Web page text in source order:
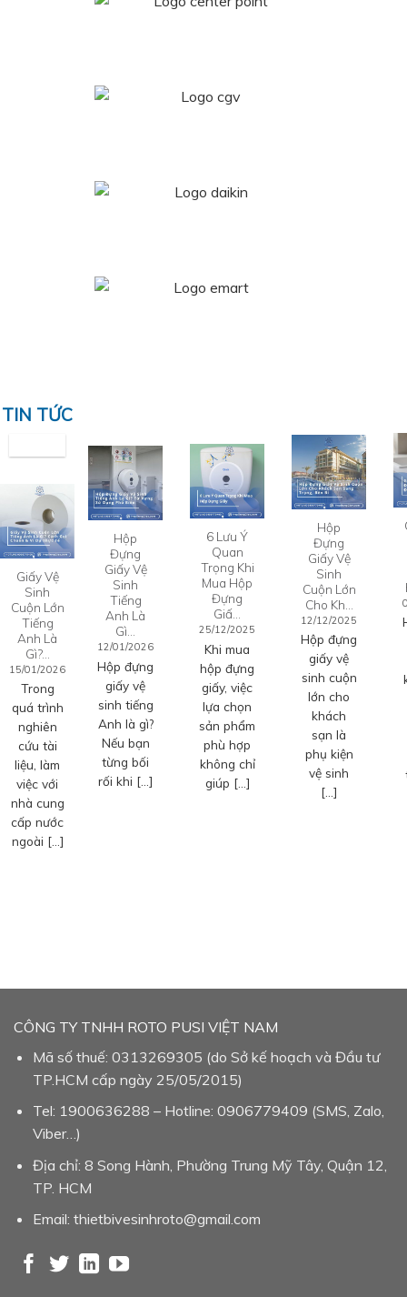
TIN TỨC
Giấy Vệ
Sinh
Cuộn Lớn
Tiếng
Anh Là
Gì?…
15/01/2026
Trong
quá trình
nghiên
cứu tài
liệu, làm
việc với
nhà cung
cấp nước
ngoài […]
Hộp
Đựng
Giấy Vệ
Sinh
Tiếng
Anh Là
Gì…
12/01/2026
Hộp đựng
giấy vệ
sinh tiếng
Anh là gì?
Nếu bạn
từng bối
rối khi […]
6 Lưu Ý
Quan
Trọng Khi
Mua Hộp
Đựng
Giấ…
25/12/2025
Khi mua
hộp đựng
giấy, việc
lựa chọn
sản phẩm
phù hợp
không chỉ
giúp […]
Hộp
Đựng
Giấy Vệ
Sinh
Cuộn Lớn
Cho Kh…
12/12/2025
Hộp đựng
giấy vệ
sinh cuộn
lớn cho
khách
sạn là
phụ kiện
vệ sinh
[…]
CÔNG TY TNHH ROTO PUSI VIỆT NAM
Mã số thuế: 0313269305 (do Sở kế hoạch và Đầu tư
TP.HCM cấp ngày 25/05/2015)
Tel: 1900636288 – Hotline: 0906779409 (SMS, Zalo,
Viber…)
Địa chỉ: 8 Song Hành, Phường Trung Mỹ Tây, Quận 12,
TP. HCM
Email: thietbivesinhroto@gmail.com